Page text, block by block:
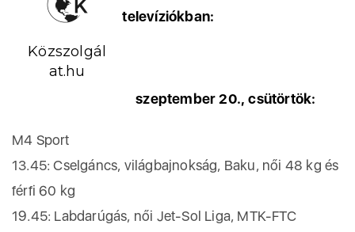
Közszolgál
at.hu
televíziókban:
szeptember 20., csütörtök:
M4 Sport
13.45: Cselgáncs, világbajnokság, Baku, női 48 kg és
férfi 60 kg
19.45: Labdarúgás, női Jet-Sol Liga, MTK-FTC